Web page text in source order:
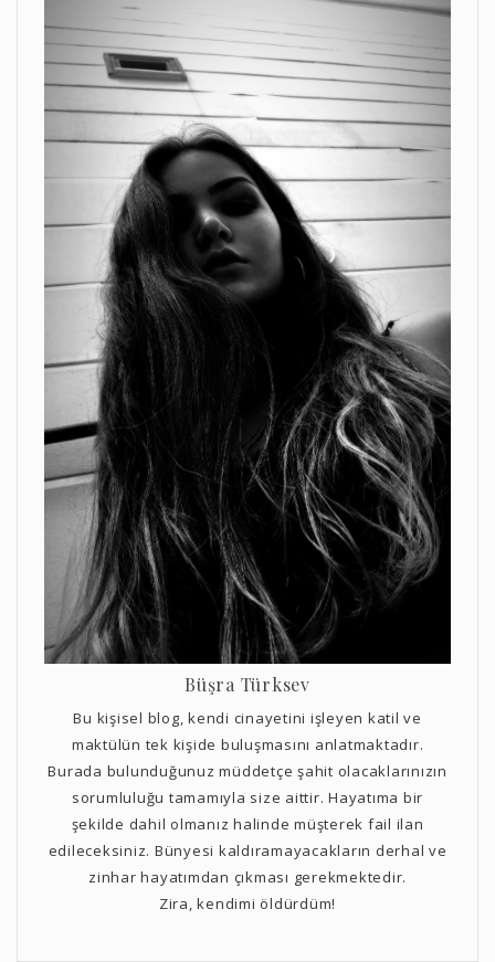
Büşra Türksev
Bu kişisel blog, kendi cinayetini işleyen katil ve
maktülün tek kişide buluşmasını anlatmaktadır.
Burada bulunduğunuz müddetçe şahit olacaklarınızın
sorumluluğu tamamıyla size aittir. Hayatıma bir
şekilde dahil olmanız halinde müşterek fail ilan
edileceksiniz. Bünyesi kaldıramayacakların derhal ve
zinhar hayatımdan çıkması gerekmektedir.
Zira, kendimi öldürdüm!